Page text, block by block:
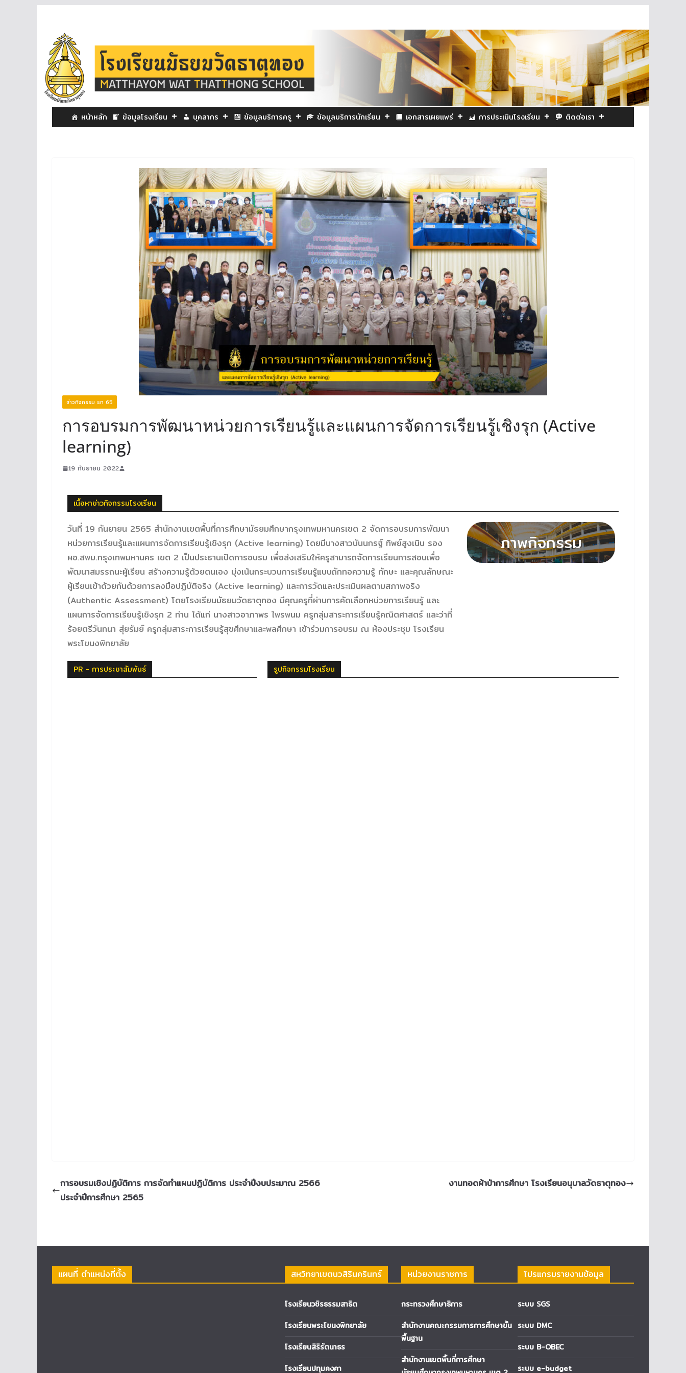
หน้าหลัก ข้อมูลโรงเรียน บุคลากร ข้อมูลบริการครู ข้อมูลบริการนักเรียน เอกสารเผยแพร่ การประเมินโรงเรียน ติดต่อเรา
ข่าวกิจกรรม ธท 65
การอบรมการพัฒนาหน่วยการเรียนรู้และแผนการจัดการเรียนรู้เชิงรุก (Active
learning)
19 กันยายน 2022
เนื้อหาข่าวกิจกรรมโรงเรียน
วันที่ 19 กันยายน 2565 สำนักงานเขตพื้นที่การศึกษามัธยมศึกษากรุงเทพมหานครเขต 2 จัดการอบรมการพัฒนา
หน่วยการเรียนรู้และแผนการจัดการเรียนรู้เชิงรุก (Active learning) โดยมีนางสาวนันนกรฐ์ ทิพย์สูงเนิน รอง
ผอ.สพม.กรุงเทพมหานคร เขต 2 เป็นประธานเปิดการอบรม เพื่อส่งเสริมให้ครูสามารถจัดการเรียนการสอนเพื่อ
พัฒนาสมรรถนะผู้เรียน สร้างความรู้ด้วยตนเอง มุ่งเน้นกระบวนการเรียนรู้แบบถักทอความรู้ ทักษะ และคุณลักษณะ
ผู้เรียนเข้าด้วยกันด้วยการลงมือปฏิบัติจริง (Active learning) และการวัดและประเมินผลตามสภาพจริง
(Authentic Assessment) โดยโรงเรียนมัธยมวัดธาตุทอง มีคุณครูที่ผ่านการคัดเลือกหน่วยการเรียนรู้ และ
แผนการจัดการเรียนรู้เชิงรุก 2 ท่าน ได้แก่ นางสาวอาภาพร ไพรพนม ครูกลุ่มสาระการเรียนรู้คณิตศาสตร์ และว่าที่
ร้อยตรีวันทนา สุ่ยรัมย์ ครูกลุ่มสาระการเรียนรู้สุขศึกษาและพลศึกษา เข้าร่วมการอบรม ณ ห้องประชุม โรงเรียน
พระโขนงพิทยาลัย
PR - การประชาสัมพันธ์ รูปกิจกรรมโรงเรียน
การอบรมเชิงปฏิบัติการ การจัดทำแผนปฏิบัติการ ประจำปีงบประมาณ 2566
ประจำปีการศึกษา 2565
งานทอดผ้าป่าการศึกษา โรงเรียนอนุบาลวัดธาตุทอง
แผนที่ ตำแหน่งที่ตั้ง สหวิทยาเขตนวสิรินครินทร์
โรงเรียนวชิรธรรมสาธิต
โรงเรียนพระโขนงพิทยาลัย
โรงเรียนสิริรัตนาธร
โรงเรียนปทุมคงคา
หน่วยงานราชการ
กระทรวงศึกษาธิการ
สำนักงานคณะกรรมการการศึกษาขั้น
พื้นฐาน
สำนักงานเขตพื้นที่การศึกษา
โปรแกรมรายงานข้อมูล
ระบบ SGS
ระบบ DMC
ระบบ B-OBEC
ระบบ e-budget